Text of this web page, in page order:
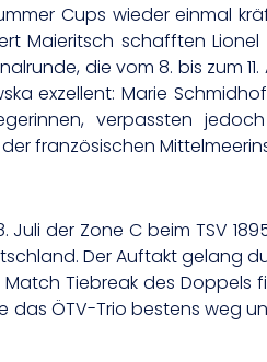
Cups wieder einmal
Maieritsch schafften Lionel
die vom 8. bis zum
exzellent: Marie
verpassten
französischen
der Zone C beim TSV
Der Auftakt gelang
Tiebreak des Doppels
das ÖTV-Trio bestens weg